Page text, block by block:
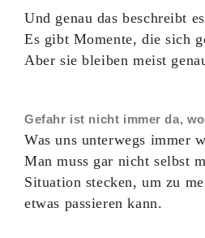
Und genau das beschreibt
Es gibt Momente, die sich
Aber sie bleiben meist
Gefahr ist nicht immer da,
Was uns unterwegs immer
Man muss gar nicht selbst
Situation stecken, um zu
etwas passieren kann.